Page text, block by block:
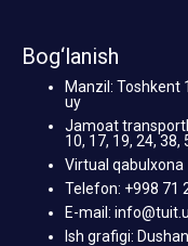
Bog‘lanish
Manzil: Toshkent
uy
Jamoat
10, 17, 19, 24, 38,
Virtual qabulxona
Telefon: +998 71
E-mail:
Ish grafigi: